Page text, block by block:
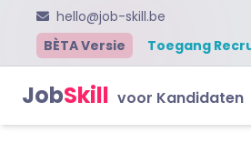
hello@job-skill.be
BÈTA Versie
Toegang
JobSkill voor Kandidaten